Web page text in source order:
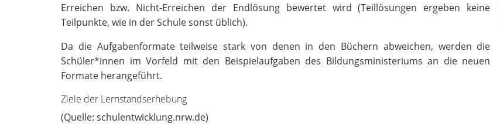
Erreichen bzw. Nicht-Erreichen der Endlösung bewertet wird (Teillösungen ergeben keine
Teilpunkte, wie in der Schule sonst üblich).
Da die Aufgabenformate teilweise stark von denen in den Büchern abweichen, werden die
Schüler*innen im Vorfeld mit den Beispielaufgaben des Bildungsministeriums an die neuen
Formate herangeführt.
Ziele der Lernstandserhebung
(Quelle: schulentwicklung.nrw.de)